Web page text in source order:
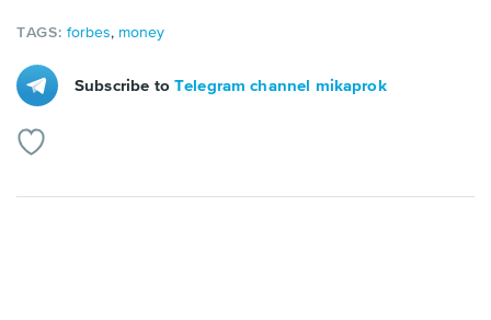
TAGS:forbes, money
Subscribe to Telegram channel mikaprok